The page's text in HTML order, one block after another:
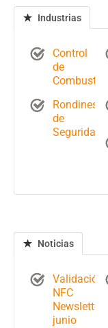
Industrias
Control
de
Combustible
Rondines
de
Seguridad
Noticias
Validación
NFC
Newsletter
junio